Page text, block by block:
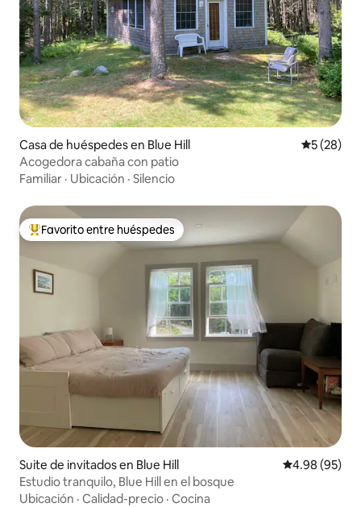
Casa de huéspedes en Blue Hill
5 (28)
Acogedora cabaña con patio
Familiar · Ubicación · Silencio
Favorito entre huéspedes preferido
Favorito entre huéspedes
Suite de invitados en Blue Hill Calificación
4.98 (95)
Estudio tranquilo, Blue Hill en el bosque
Ubicación · Calidad-precio · Cocina